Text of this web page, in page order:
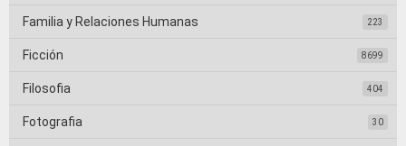
Familia y Relaciones Humanas 223
Ficción 8699
Filosofia 404
Fotografia 30